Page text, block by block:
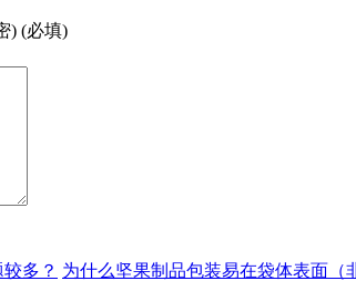
) (必填)
多？ 为什么坚果制品包装易在袋体表面（